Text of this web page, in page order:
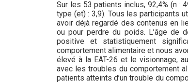
Sur les 53 patients inclus, 92,4% (n :
type (et) : 3,9). Tous les participants
avoir déjà regardé des contenus en
ou pour perdre du poids. L’âge de
positive et statistiquement
comportement alimentaire et nous
élevé à la EAT-26 et le visionnage,
avec les troubles du comportement
patients atteints d’un trouble du